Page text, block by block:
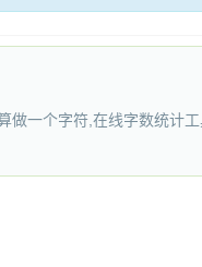
一个字符,在线字数统计